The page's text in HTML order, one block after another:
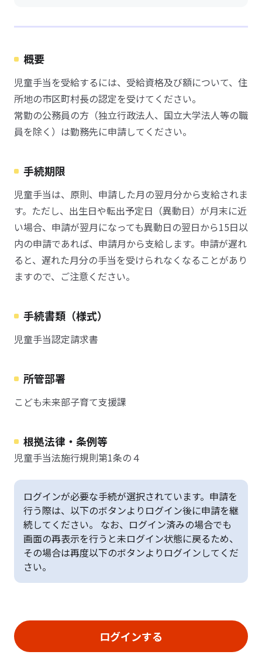
概要
児童手当を受給するには、受給資格及び額について、住
所地の市区町村長の認定を受けてください。
常勤の公務員の方（独立行政法人、国立大学法人等の職
員を除く）は勤務先に申請してください。
手続期限
児童手当は、原則、申請した月の翌月分から支給されま
す。ただし、出生日や転出予定日（異動日）が月末に近
い場合、申請が翌月になっても異動日の翌日から15日以
内の申請であれば、申請月から支給します。申請が遅れ
ると、遅れた月分の手当を受けられなくなることがあり
ますので、ご注意ください。
手続書類（様式）
児童手当認定請求書
所管部署
こども未来部子育て支援課
根拠法律・条例等
児童手当法施行規則第1条の４
ログインが必要な手続が選択されています。申請を
行う際は、以下のボタンよりログイン後に申請を継
続してください。 なお、ログイン済みの場合でも
画面の再表示を行うと未ログイン状態に戻るため、
その場合は再度以下のボタンよりログインしてくだ
さい。